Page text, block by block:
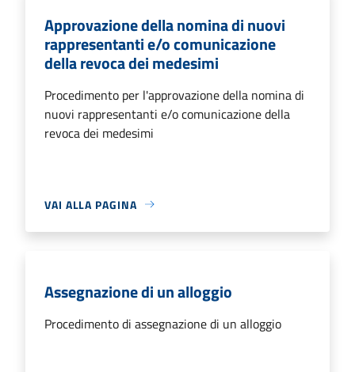
Approvazione della nomina di nuovi
rappresentanti e/o comunicazione
della revoca dei medesimi
Procedimento per l'approvazione della nomina di
nuovi rappresentanti e/o comunicazione della
revoca dei medesimi
VAI ALLA PAGINA
Assegnazione di un alloggio
Procedimento di assegnazione di un alloggio